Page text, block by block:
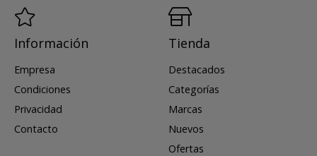
Información
Empresa
Condiciones
Privacidad
Contacto
Tienda
Destacados
Categorías
Marcas
Nuevos
Ofertas